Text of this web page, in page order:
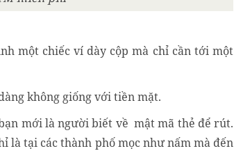
một chiếc ví dày cộp mà chỉ cần tới một
không giống với tiền mặt.
mới là người biết về mật mã thẻ để rút.
là tại các thành phố mọc như nấm mà đến